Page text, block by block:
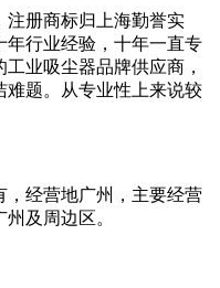
册商标归上海勤誉实
年行业经验，十年一直专
业吸尘器品牌供应商，
难题。从专业性上来说较
经营地广州，主要经营
及周边区。